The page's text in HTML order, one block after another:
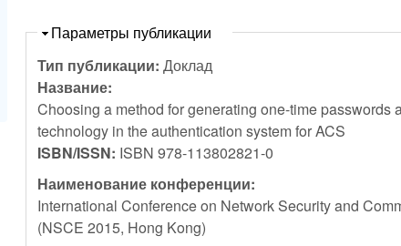
Скрыть
Параметры публикации
Тип публикации:Доклад
Название:
Choosing a method for generating one-time passwords
technology in the authentication system for ACS
ISBN/ISSN: ISBN 978-113802821-0
Наименование конференции:
International Conference on Network Security and
(NSCE 2015, Hong Kong)